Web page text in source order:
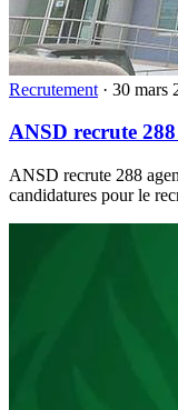
Recrutement · 30 mars
ANSD recrute 288
ANSD recrute 288
candidatures pour le